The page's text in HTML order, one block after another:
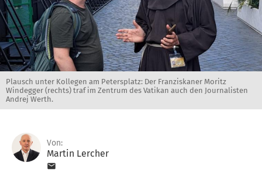
Plausch unter Kollegen am Petersplatz: Der Franziskaner Moritz
Windegger (rechts) traf im Zentrum des Vatikan auch den Journalisten
Andrej Werth.
Von:
Martin Lercher